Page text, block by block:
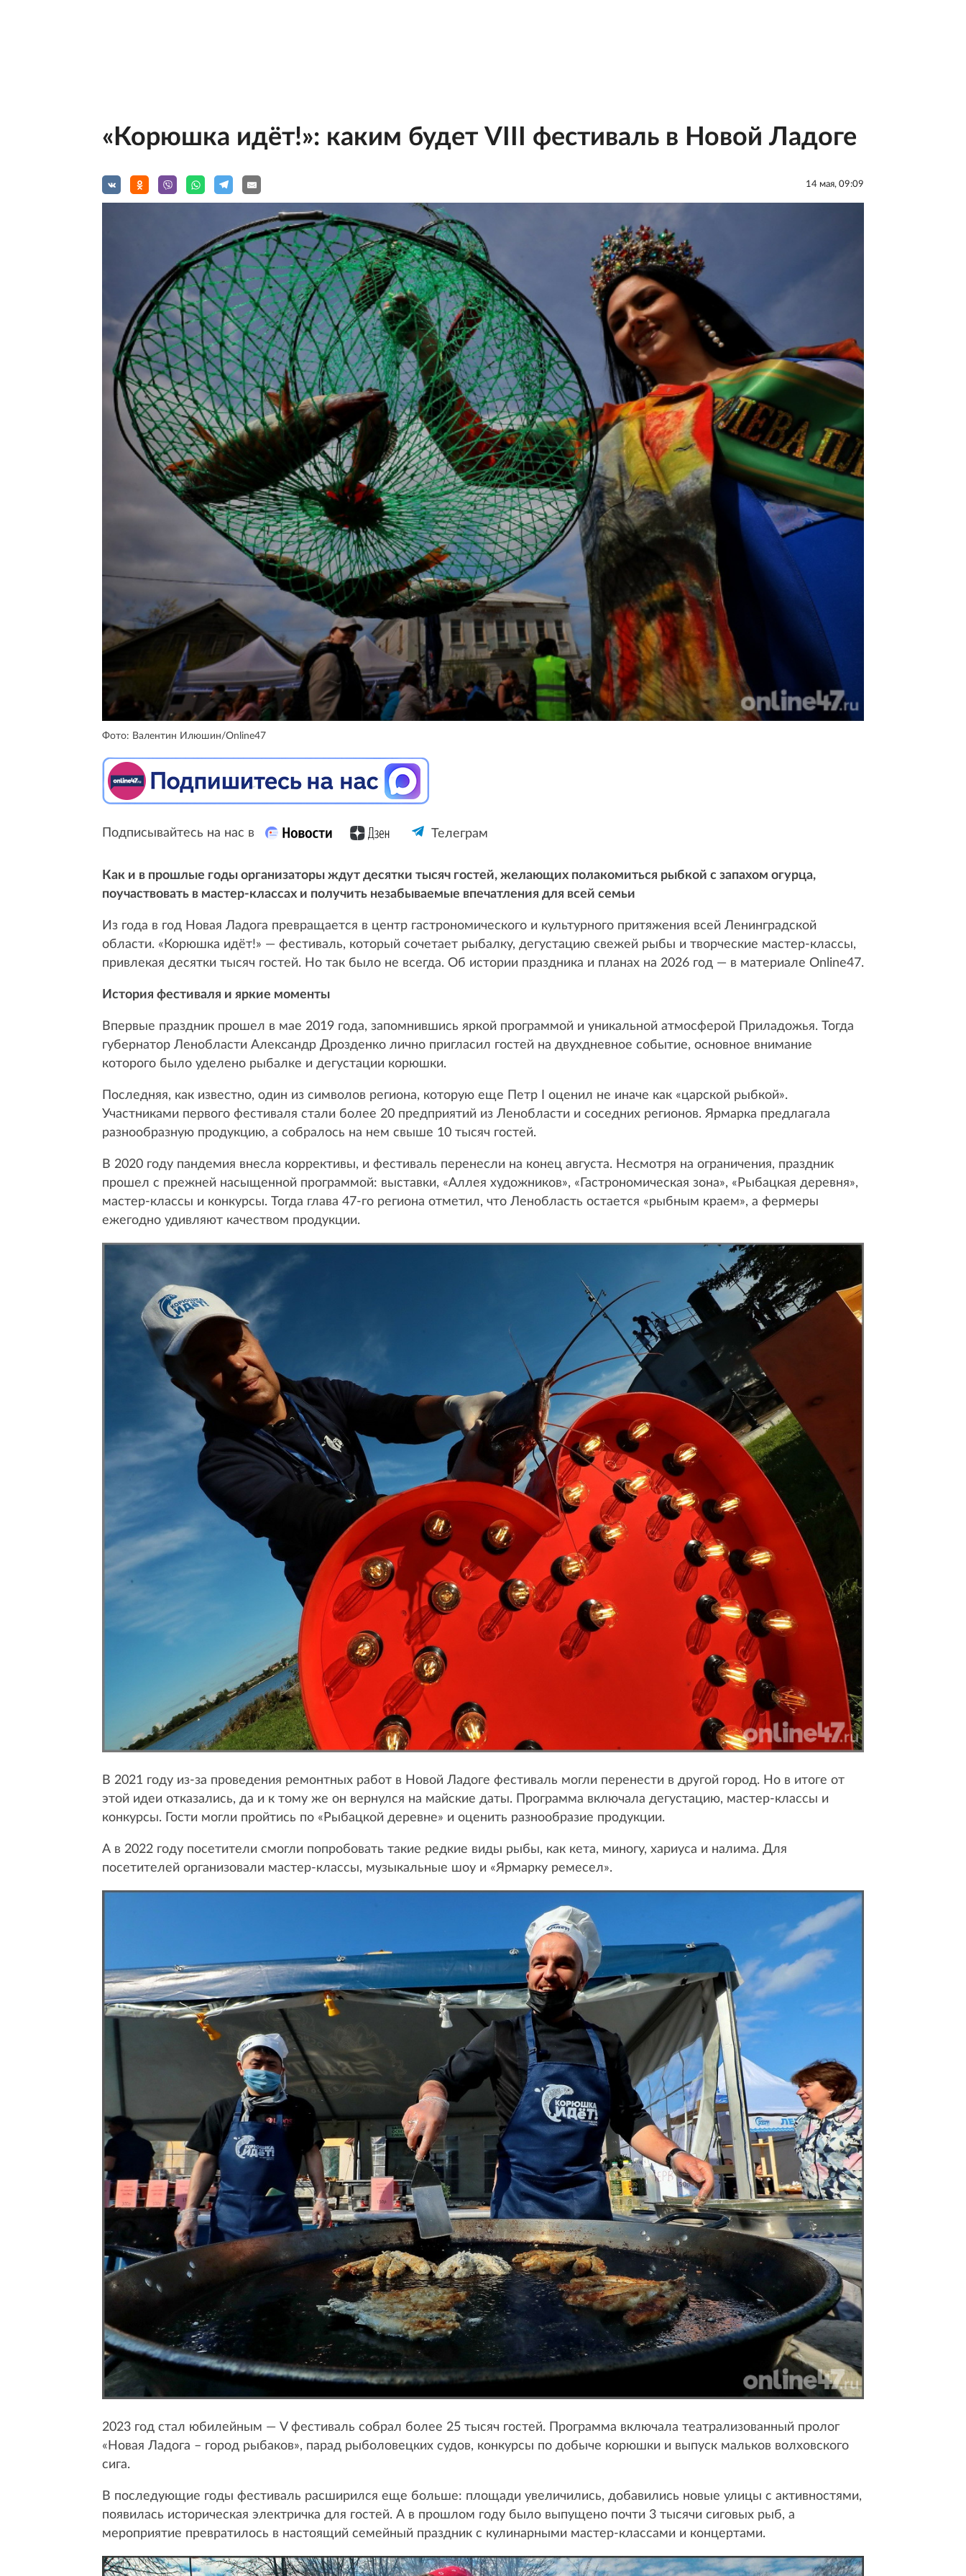
«Корюшка идёт!»: каким будет VIII фестиваль в Новой Ладоге
14 мая, 09:09
Фото: Валентин Илюшин/Online47
Подписывайтесь на нас в Телеграм
Как и в прошлые годы организаторы ждут десятки тысяч гостей, желающих полакомиться рыбкой с запахом огурца,
поучаствовать в мастер-классах и получить незабываемые впечатления для всей семьи
Из года в год Новая Ладога превращается в центр гастрономического и культурного притяжения всей Ленинградской
области. «Корюшка идёт!» — фестиваль, который сочетает рыбалку, дегустацию свежей рыбы и творческие мастер-классы,
привлекая десятки тысяч гостей. Но так было не всегда. Об истории праздника и планах на 2026 год — в материале Online47.
История фестиваля и яркие моменты
Впервые праздник прошел в мае 2019 года, запомнившись яркой программой и уникальной атмосферой Приладожья. Тогда
губернатор Ленобласти Александр Дрозденко лично пригласил гостей на двухдневное событие, основное внимание
которого было уделено рыбалке и дегустации корюшки.
Последняя, как известно, один из символов региона, которую еще Петр I оценил не иначе как «царской рыбкой».
Участниками первого фестиваля стали более 20 предприятий из Ленобласти и соседних регионов. Ярмарка предлагала
разнообразную продукцию, а собралось на нем свыше 10 тысяч гостей.
В 2020 году пандемия внесла коррективы, и фестиваль перенесли на конец августа. Несмотря на ограничения, праздник
прошел с прежней насыщенной программой: выставки, «Аллея художников», «Гастрономическая зона», «Рыбацкая деревня»,
мастер-классы и конкурсы. Тогда глава 47-го региона отметил, что Ленобласть остается «рыбным краем», а фермеры
ежегодно удивляют качеством продукции.
В 2021 году из-за проведения ремонтных работ в Новой Ладоге фестиваль могли перенести в другой город. Но в итоге от
этой идеи отказались, да и к тому же он вернулся на майские даты. Программа включала дегустацию, мастер-классы и
конкурсы. Гости могли пройтись по «Рыбацкой деревне» и оценить разнообразие продукции.
А в 2022 году посетители смогли попробовать такие редкие виды рыбы, как кета, миногу, хариуса и налима. Для
посетителей организовали мастер-классы, музыкальные шоу и «Ярмарку ремесел».
2023 год стал юбилейным — V фестиваль собрал более 25 тысяч гостей. Программа включала театрализованный пролог
«Новая Ладога – город рыбаков», парад рыболовецких судов, конкурсы по добыче корюшки и выпуск мальков волховского
сига.
В последующие годы фестиваль расширился еще больше: площади увеличились, добавились новые улицы с активностями,
появилась историческая электричка для гостей. А в прошлом году было выпущено почти 3 тысячи сиговых рыб, а
мероприятие превратилось в настоящий семейный праздник с кулинарными мастер-классами и концертами.